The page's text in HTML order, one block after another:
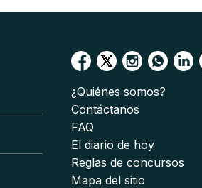
¿Quiénes somos?
Contáctanos
FAQ
El diario de hoy
Reglas de concursos
Mapa del sitio